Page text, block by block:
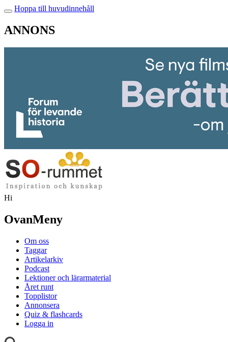
Hoppa till huvudinnehåll
ANNONS
Hi
OvanMeny
Om oss
Taggar
Artikelarkiv
Podcast
Lektioner och lärarmaterial
Året runt
Topplistor
Annonsera
Quiz & flashcards
Logga in